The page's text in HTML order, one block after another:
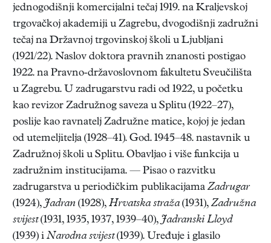
jednogodišnji komercijalni tečaj 1919. na Kraljevskoj
trgovačkoj akademiji u Zagrebu, dvogodišnji zadružni
tečaj na Državnoj trgovinskoj školi u Ljubljani
(1921/22). Naslov doktora pravnih znanosti postigao
1922. na Pravno-državoslovnom fakultetu Sveučilišta
u Zagrebu. U zadrugarstvu radi od 1922, u početku
kao revizor Zadružnog saveza u Splitu (1922–27),
poslije kao ravnatelj Zadružne matice, kojoj je jedan
od utemeljitelja (1928–41). God. 1945–48. nastavnik u
Zadružnoj školi u Splitu. Obavljao i više funkcija u
zadružnim institucijama. — Pisao o razvitku
zadrugarstva u periodičkim publikacijama Zadrugar
(1924), Jadran (1928), Hrvatska straža(1931), Zadružna
svijest(1931, 1935, 1937, 1939–40), Jadranski Lloyd
(1939) i Narodna svijest(1939). Uređuje i glasilo